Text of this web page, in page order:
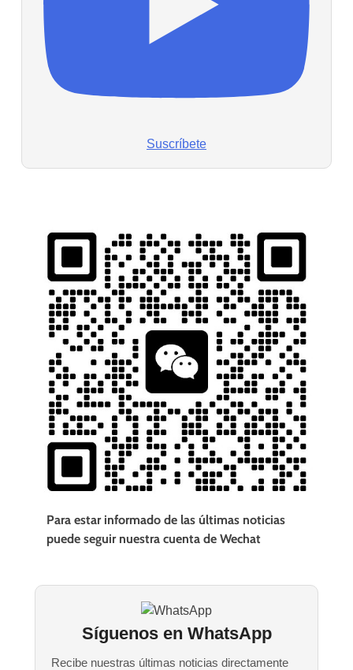
Suscríbete
Para estar informado de las últimas noticias
puede seguir nuestra cuenta de Wechat
Síguenos en WhatsApp
Recibe nuestras últimas noticias directamente